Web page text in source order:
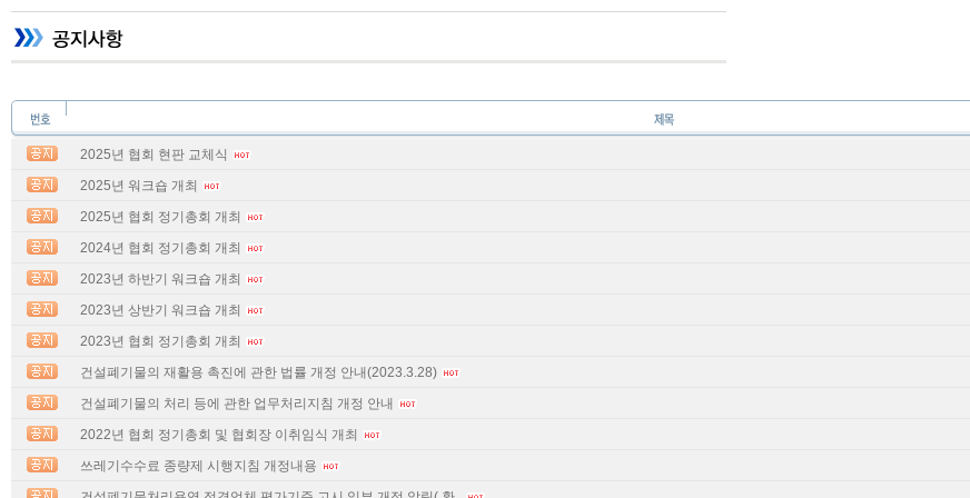
2025년 협회 현판 교체식
2025년 워크숍 개최
2025년 협회 정기총회 개최
2024년 협회 정기총회 개최
2023년 하반기 워크숍 개최
2023년 상반기 워크숍 개최
2023년 협회 정기총회 개최
건설폐기물의 재활용 촉진에 관한 법률 개정 안내(2023.3.28)
건설폐기물의 처리 등에 관한 업무처리지침 개정 안내
2022년 협회 정기총회 및 협회장 이취임식 개최
쓰레기수수료 종량제 시행지침 개정내용